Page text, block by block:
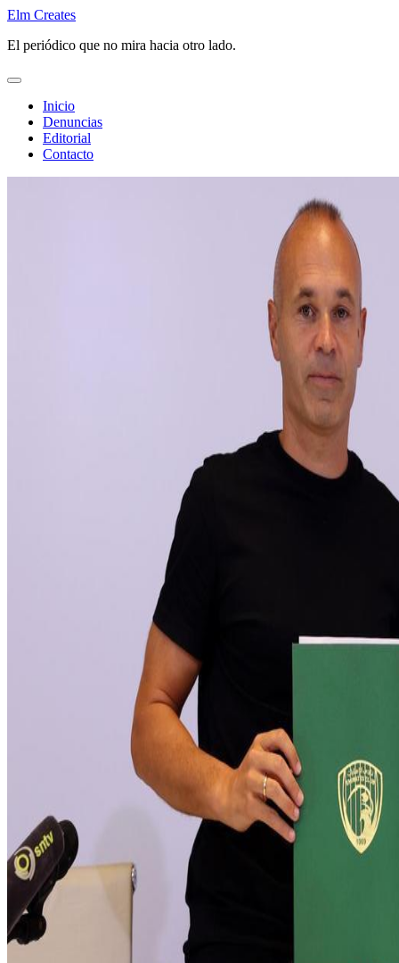
Saltar
contenido
Elm Creates
El periódico que no mira hacia otro lado.
Inicio
Denuncias
Editorial
Contacto